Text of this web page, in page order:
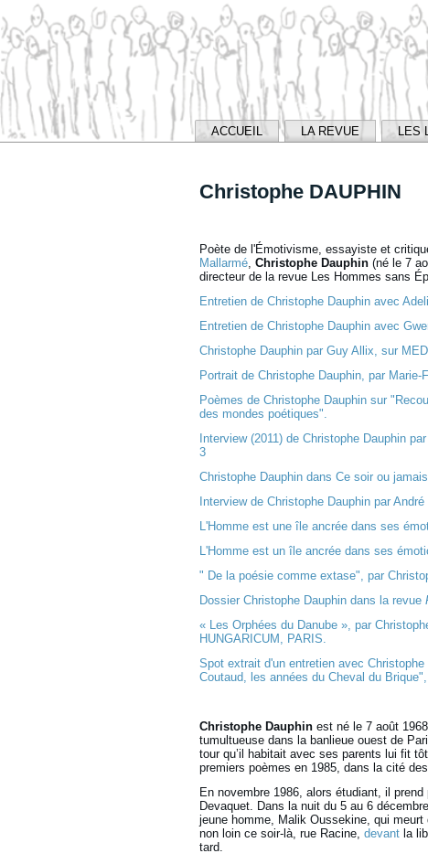
ACCUEIL LA REVUE LES
Christophe DAUPHIN
Poète de l'Émotivisme, essayiste et
Mallarmé, Christophe Dauphin (né le 7
directeur de la revue Les Hommes sans
Entretien de Christophe Dauphin avec
Entretien de Christophe Dauphin avec
Christophe Dauphin par Guy Allix, sur
Portrait de Christophe Dauphin, par
Poèmes de Christophe Dauphin sur
des mondes poétiques".
Interview (2011) de Christophe Dauphin
3
Christophe Dauphin dans Ce soir ou
Interview de Christophe Dauphin par
L'Homme est une île ancrée dans ses
L'Homme est un île ancrée dans ses
" De la poésie comme extase", par
Dossier Christophe Dauphin dans la revue
« Les Orphées du Danube », par
HUNGARICUM, PARIS.
Spot extrait d'un entretien avec
Coutaud, les années du Cheval du
Christophe Dauphin est né le 7 août
tumultueuse dans la banlieue ouest de
tour qu’il habitait avec ses parents lui fit
premiers poèmes en 1985, dans la cité
En novembre 1986, alors étudiant, il
Devaquet. Dans la nuit du 5 au 6
jeune homme, Malik Oussekine, qui
non loin ce soir-là, rue Racine, devant la
tard.